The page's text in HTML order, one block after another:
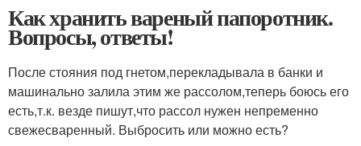
Как хранить вареный папоротник.
Вопросы, ответы!
После стояния под гнетом,перекладывала в банки и
машинально залила этим же рассолом,теперь боюсь его
есть,т.к. везде пишут,что рассол нужен непременно
свежесваренный. Выбросить или можно есть?